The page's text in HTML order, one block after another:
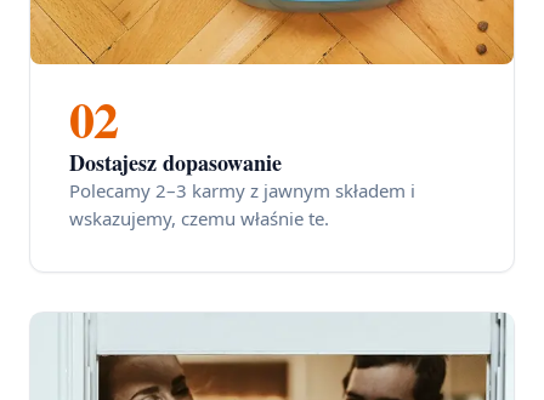
02
Dostajesz dopasowanie
Polecamy 2–3 karmy z jawnym składem i
wskazujemy, czemu właśnie te.